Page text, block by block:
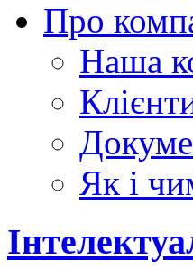
Про
Наша
Як і